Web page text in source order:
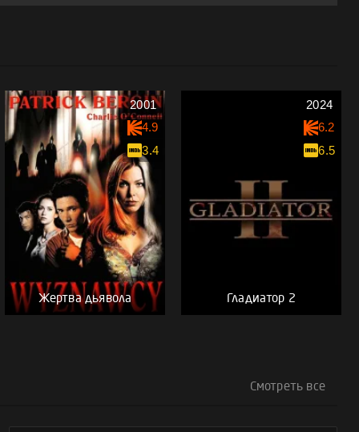
Жертва дьявола
2001
4.9
3.4
Гладиатор 2
2024
6.2
6.5
Смотреть все